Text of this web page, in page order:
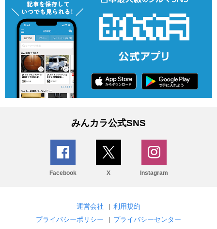
みんカラ公式SNS
Facebook X Instagram
運営会社 | 利用規約
プライバシーポリシー
| プライバシーセンター